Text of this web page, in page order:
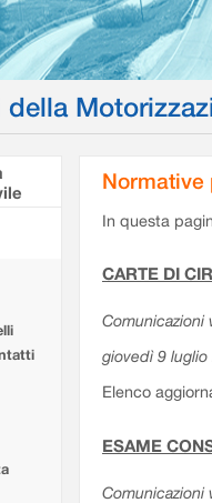
Normative
In questa
CARTE DI
Comunicazioni
giovedì 9 luglio
Elenco
ESAME
Comunicazioni